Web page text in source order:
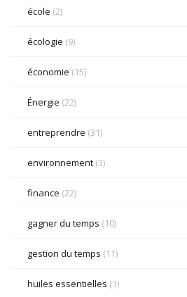
école (2)
écologie (9)
économie (15)
Énergie (22)
entreprendre (31)
environnement (3)
finance (22)
gagner du temps (10)
gestion du temps (11)
huiles essentielles (1)